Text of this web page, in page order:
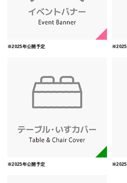
※2025年公開予定 ※2025
※2025年公開予定 ※2025